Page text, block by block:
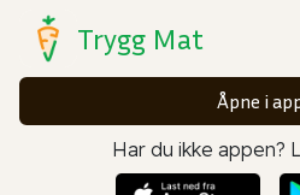
Trygg Mat
Åpne i
Har du ikke appen?